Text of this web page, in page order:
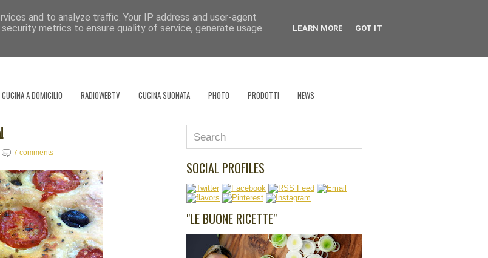
Se l'uomo è ciò che mangia, il cuoco è ciò che cucina?
A DOMICILIO RADIOWEBTV CUCINA SUONATA PHOTO PRODOTTI NEWS
SOCIAL PROFILES
"LE BUONE RICETTE"
7 comments
and to analyze traffic. Your IP address and user-agent
metrics to ensure quality of service, generate usage
LEARN MORE GOT IT